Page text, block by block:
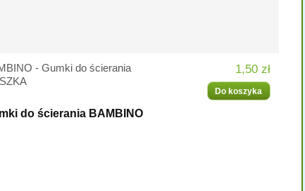
- Gumki do ścierania
do ścierania BAMBINO
1,50 zł
Do koszyka